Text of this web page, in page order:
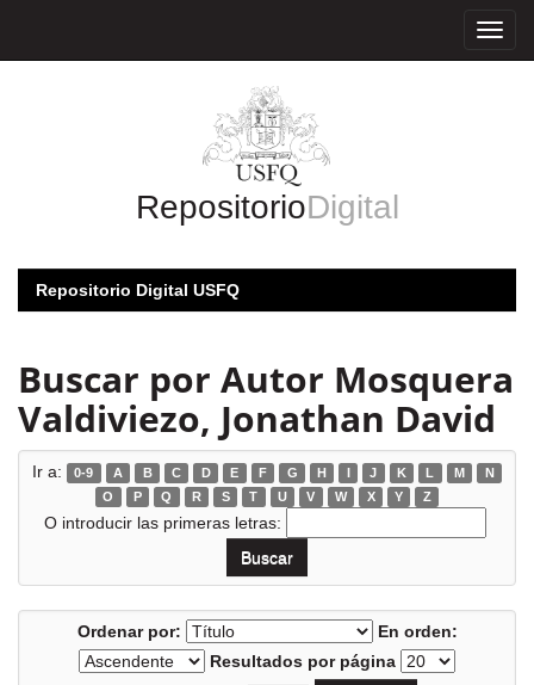
RepositorioDigital
Repositorio Digital USFQ
Buscar por Autor Mosquera
Valdiviezo, Jonathan David
Ir a: 0-9 A B C D E F G H I J K L M
N
O
P Q R S T U V W X Y Z
O introducir las primeras letras:
Ordenar por:
En orden:
Resultados por página